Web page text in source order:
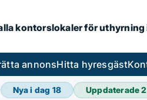
kontorslokaler för
annonsHitta hyresgäst
Nya i dag 18 Uppdaterade